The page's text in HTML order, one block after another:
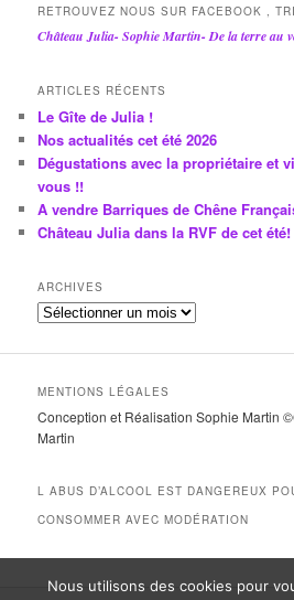
RETROUVEZ NOUS SUR FACEBOOK ,
Château Julia- Sophie Martin- De la terre au
ARTICLES RÉCENTS
Le Gîte de Julia !
Nos actualités cet été 2026
Dégustations avec la propriétaire et
vous !!
A vendre Barriques de Chêne
Château Julia dans la RVF de cet été!
ARCHIVES
A
c
i
v
e
MENTIONS LÉGALES
Conception et Réalisation Sophie Martin
Martin
L ABUS D’ALCOOL EST DANGEREUX
CONSOMMER AVEC MODÉRATION
Nous utilisons des cookies pour